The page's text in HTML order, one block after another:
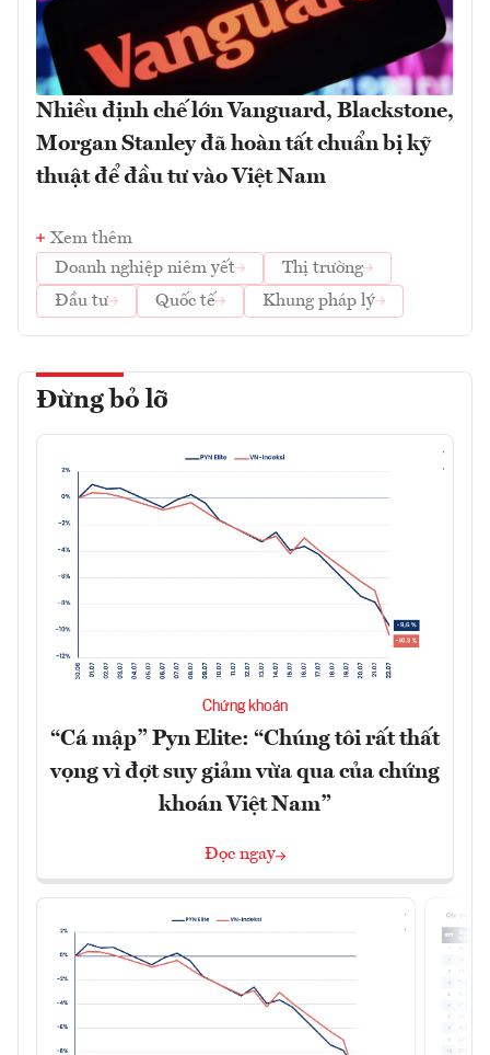
Nhiều định chế lớn Vanguard, Blackstone,
Morgan Stanley đã hoàn tất chuẩn bị kỹ
thuật để đầu tư vào Việt Nam
Xem thêm
Doanh nghiệp niêm yết
Thị trường
Đầu tư
Quốc tế Khung pháp lý
Đừng bỏ lỡ
Chứng khoán
“Cá mập” Pyn Elite: “Chúng tôi rất thất
vọng vì đợt suy giảm vừa qua của chứng
khoán Việt Nam”
Đọc ngay